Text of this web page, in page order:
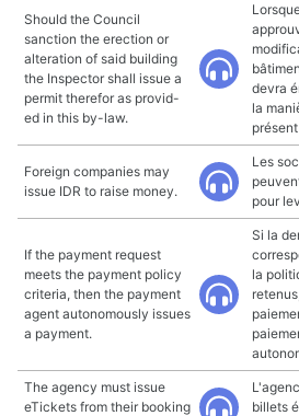
Should the Council
sanction the erection or
alteration of said building
the Inspector shall issue a
permit therefor as provid-
ed in this by-law.
devra
la
Foreign companies may
issue IDR to raise money.
Les
pour
If the payment request
meets the payment policy
criteria, then the payment
agent autonomously issues
a payment.
Si la
la
The agency must issue
eTickets from their booking
billets